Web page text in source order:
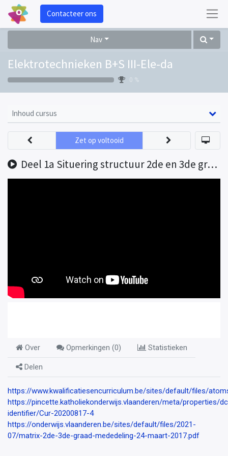
Contacteer ons
Nav
Elektrotechnieken B+S III-Ele-da
0 %
Inhoud cursus
Deel 1a Situering structuur 2de en 3de graad
Zet op voltooid
Over Opmerkingen (0) Statistieken
Delen
https://www.kwalificatiesencurriculum.be/sites/default/files/
https://pincette.katholiekonderwijs.vlaanderen/meta/properties/
identifier/Cur-20200817-4
https://onderwijs.vlaanderen.be/sites/default/files/2021-
07/matrix-2de-3de-graad-mededeling-24-maart-2017.pdf